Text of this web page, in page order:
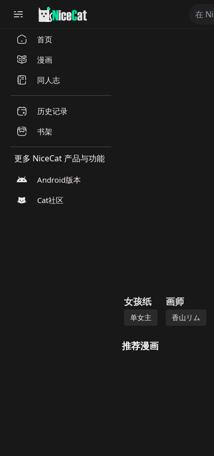
首页
漫画
同人志
历史记录
书架
更多 NiceCat 产品与功能
Android版本
Cat社区
女孩纸
单女主
画师
香山リム
推荐漫画